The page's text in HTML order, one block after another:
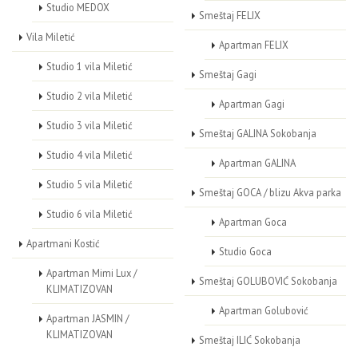
Studio MEDOX
Vila Miletić
Studio 1 vila Miletić
Studio 2 vila Miletić
Studio 3 vila Miletić
Studio 4 vila Miletić
Studio 5 vila Miletić
Studio 6 vila Miletić
Apartmani Kostić
Apartman Mimi Lux /
KLIMATIZOVAN
Apartman JASMIN /
KLIMATIZOVAN
Smeštaj FELIX
Apartman FELIX
Smeštaj Gagi
Apartman Gagi
Smeštaj GALINA Sokobanja
Apartman GALINA
Smeštaj GOCA / blizu Akva parka
Apartman Goca
Studio Goca
Smeštaj GOLUBOVIĆ Sokobanja
Apartman Golubović
Smeštaj ILIĆ Sokobanja